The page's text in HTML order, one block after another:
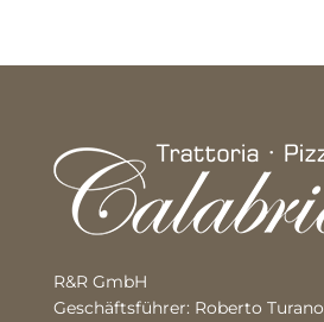
R&R GmbH
Geschäftsführer: Roberto Turano